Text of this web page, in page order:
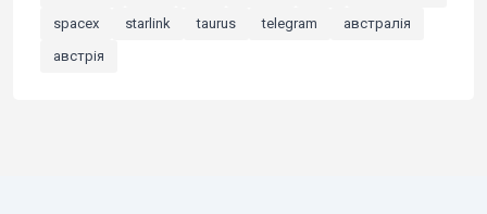
spacex
starlink taurus telegram
австралія
австрія